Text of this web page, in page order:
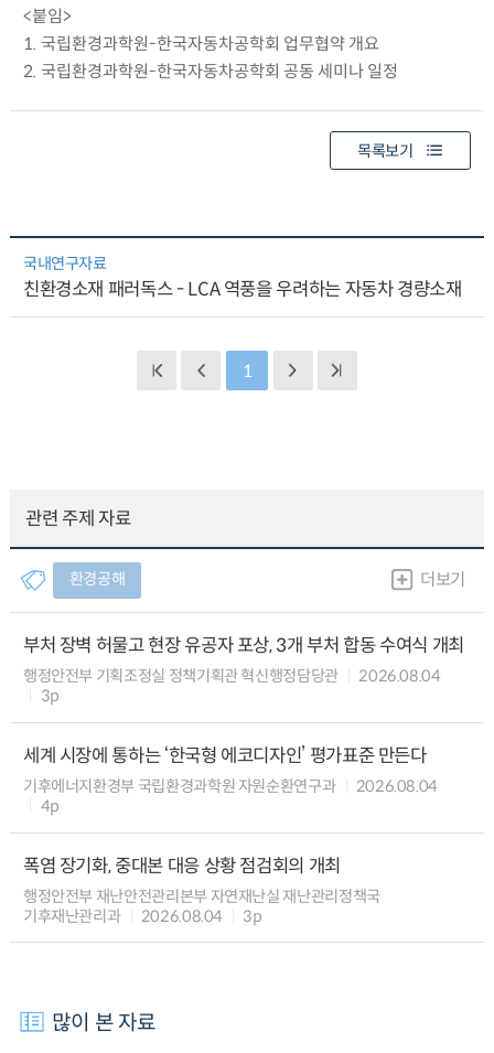
<붙임>
1. 국립환경과학원-한국자동차공학회 업무협약 개요
2. 국립환경과학원-한국자동차공학회 공동 세미나 일정
목록보기
국내연구자료
친환경소재 패러독스 - LCA 역풍을 우려하는 자동차 경량소재
1
관련 주제 자료
환경공해 더보기
부처 장벽 허물고 현장 유공자 포상, 3개 부처 합동 수여식 개최
행정안전부 기획조정실 정책기획관 혁신행정담당관
2026.08.04
3p
세계 시장에 통하는 ‘한국형 에코디자인’ 평가표준 만든다
기후에너지환경부 국립환경과학원 자원순환연구과
2026.08.04
4p
폭염 장기화, 중대본 대응 상황 점검회의 개최
행정안전부 재난안전관리본부 자연재난실 재난관리정책국
기후재난관리과
2026.08.04 3p
많이 본 자료